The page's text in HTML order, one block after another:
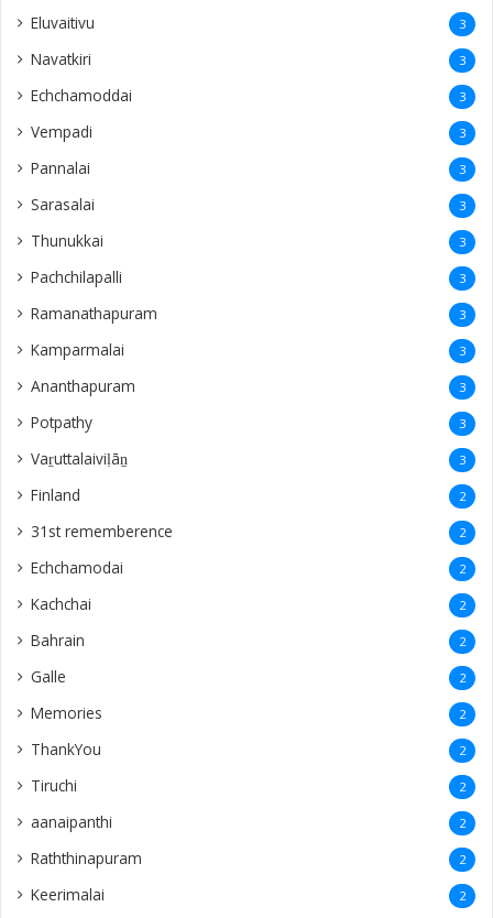
Eluvaitivu 3
Navatkiri 3
Echchamoddai 3
Vempadi 3
Pannalai 3
Sarasalai 3
Thunukkai 3
Pachchilapalli 3
Ramanathapuram 3
Kamparmalai 3
Ananthapuram 3
‎Potpathy 3
Vaṟuttalaiviḷāṉ 3
Finland 2
31st rememberence 2
Echchamodai 2
Kachchai 2
Bahrain 2
Galle 2
Memories 2
ThankYou 2
Tiruchi 2
aanaipanthi 2
Raththinapuram 2
Keerimalai 2